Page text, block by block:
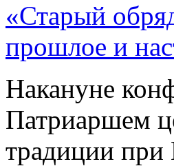
«Старый
прошлое и
Накануне
Патриаршем
традиции при